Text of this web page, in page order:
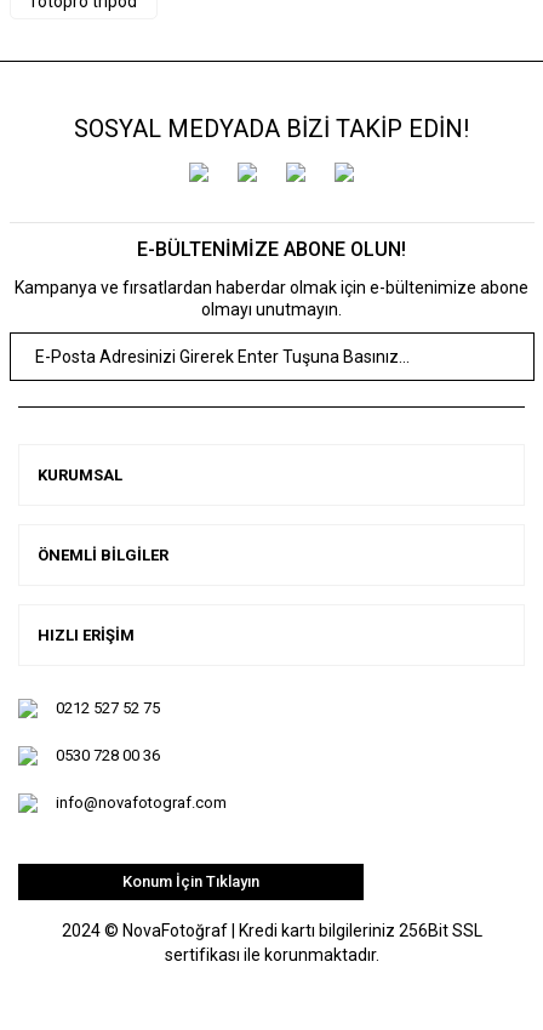
SOSYAL MEDYADA BİZİ TAKİP EDİN!
E-BÜLTENİMİZE ABONE OLUN!
Kampanya ve fırsatlardan haberdar olmak için e-bültenimize abone
olmayı unutmayın.
KURUMSAL
ÖNEMLİ BİLGİLER
HIZLI ERİŞİM
0212 527 52 75
0530 728 00 36
info@novafotograf.com
Konum İçin Tıklayın
2024 © NovaFotoğraf | Kredi kartı bilgileriniz 256Bit SSL
sertifikası ile korunmaktadır.